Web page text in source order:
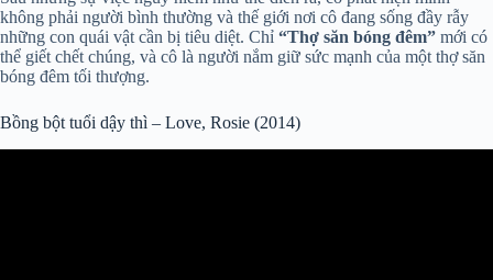
không phải người bình thường và thế giới nơi cô đang sống đầy rẫy
những con quái vật cần bị tiêu diệt. Chỉ “Thợ săn bóng đêm” mới có
thể giết chết chúng, và cô là người nắm giữ sức mạnh của một thợ săn
bóng đêm tối thượng.
Bồng bột tuổi dậy thì – Love, Rosie (2014)